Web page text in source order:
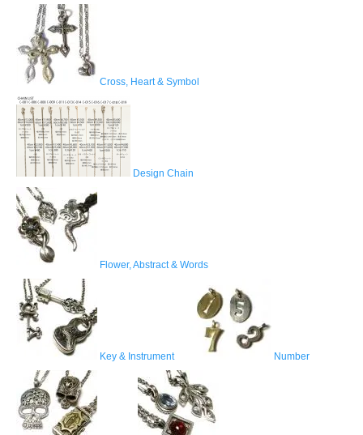
Cross, Heart & Symbol
Design Chain
Flower, Abstract & Words
Key & Instrument Number